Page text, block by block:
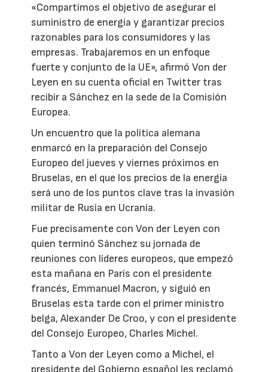
«Compartimos el objetivo de asegurar el
suministro de energía y garantizar precios
razonables para los consumidores y las
empresas. Trabajaremos en un enfoque
fuerte y conjunto de la UE», afirmó Von der
Leyen en su cuenta oficial en Twitter tras
recibir a Sánchez en la sede de la Comisión
Europea.
Un encuentro que la política alemana
enmarcó en la preparación del Consejo
Europeo del jueves y viernes próximos en
Bruselas, en el que los precios de la energía
será uno de los puntos clave tras la invasión
militar de Rusia en Ucrania.
Fue precisamente con Von der Leyen con
quien terminó Sánchez su jornada de
reuniones con líderes europeos, que empezó
esta mañana en París con el presidente
francés, Emmanuel Macron, y siguió en
Bruselas esta tarde con el primer ministro
belga, Alexander De Croo, y con el presidente
del Consejo Europeo, Charles Michel.
Tanto a Von der Leyen como a Michel, el
presidente del Gobierno español les reclamó